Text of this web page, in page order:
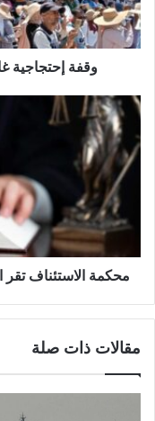
وقفة إحتجاجية
محكمة الاستئناف
مقالات ذات صلة